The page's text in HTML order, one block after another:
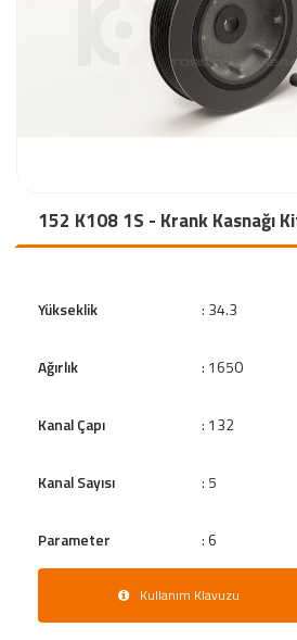
152 K108 1S - Krank Kasnağı
Yükseklik : 34.3
Ağırlık : 1650
Kanal Çapı : 132
Kanal Sayısı : 5
Parameter : 6
Kullanım Klavuzu